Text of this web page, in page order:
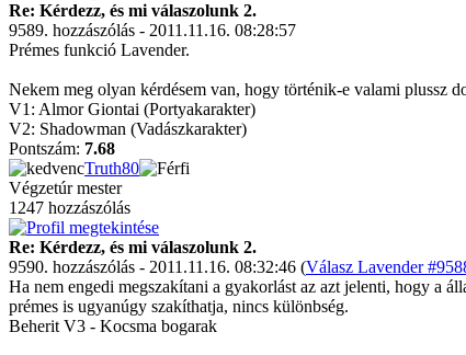
Re: Kérdezz, és mi válaszolunk 2.
9589. hozzászólás - 2011.11.16. 08:28:57
Prémes funkció Lavender.
Nekem meg olyan kérdésem van, hogy történik-e valami plussz
V1: Almor Giontai (Portyakarakter)
V2: Shadowman (Vadászkarakter)
Pontszám: 7.68
Truth80
Végzetúr mester
1247 hozzászólás
Re: Kérdezz, és mi válaszolunk 2.
9590. hozzászólás - 2011.11.16. 08:32:46 (Válasz Lavender
Ha nem engedi megszakítani a gyakorlást az azt jelenti, hogy a
prémes is ugyanúgy szakíthatja, nincs különbség.
Beherit V3 - Kocsma bogarak